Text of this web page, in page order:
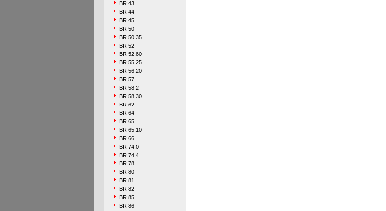
BR 43
BR 44
BR 45
BR 50
BR 50.35
BR 52
BR 52.80
BR 55.25
BR 56.20
BR 57
BR 58.2
BR 58.30
BR 62
BR 64
BR 65
BR 65.10
BR 66
BR 74.0
BR 74.4
BR 78
BR 80
BR 81
BR 82
BR 85
BR 86